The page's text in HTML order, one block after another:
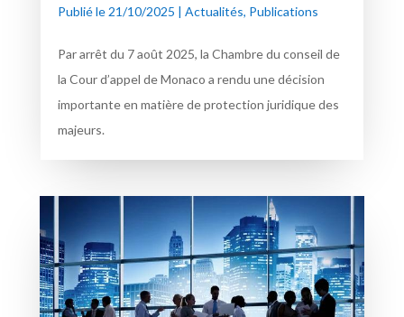
Publié le 21/10/2025 | Actualités, Publications
Par arrêt du 7 août 2025, la Chambre du conseil de
la Cour d’appel de Monaco a rendu une décision
importante en matière de protection juridique des
majeurs.